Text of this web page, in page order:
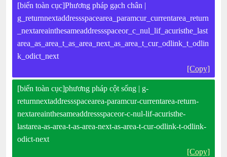
[biến toàn cục]Phương pháp gạch chân |
g_returnnextaddressspacearea_paramcur_currentarea_return
_nextareainthesameaddressspaceor_c_nul_lif_acuristhe_last
area_as_area_t_as_area_next_as_area_t_cur_odlink_t_odlin
k_odict_next
[Copy]
[biến toàn cục]phương pháp cột sống | g-
returnnextaddressspacearea-paramcur-currentarea-return-
nextareainthesameaddressspaceor-c-nul-lif-acuristhe-
lastarea-as-area-t-as-area-next-as-area-t-cur-odlink-t-odlink-
odict-next
[Copy]